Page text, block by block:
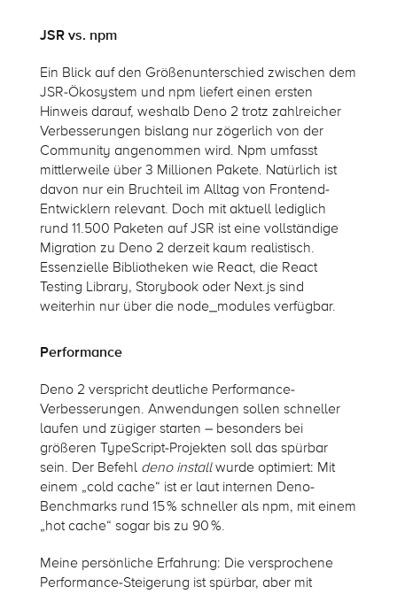
JSR vs. npm
Ein Blick aufden Größenunterschied zwischen dem
JSR-Ökosystem und npm liefert einen ersten
Hinweis darauf, weshalb Deno 2 trotz zahlreicher
Verbesserungen bislang nur zögerlich von der
Community angenommen wird. Npm umfasst
mittlerweile über 3 Millionen Pakete. Natürlich ist
davon nur ein Bruchteil im Alltag von Frontend-
Entwicklern relevant. Doch mit aktuelllediglich
rund 11.500 Paketen auf JSR ist eine vollständige
Migration zu Deno 2 derzeit kaum realistisch.
Essenzielle Bibliotheken wie React, die React
Testing Library, Storybook oder Next.js sind
weiterhin nur über die node_modules verfügbar.
Performance
Deno 2 verspricht deutliche Performance-
Verbesserungen. Anwendungen sollen schneller
laufen und zügiger starten – besonders bei
größeren TypeScript-Projekten soll das spürbar
sein. Der Befehl deno installwurde optimiert: Mit
einem „cold cache“ ist er laut internen Deno-
Benchmarks rund 15 % schneller als npm, mit einem
„hot cache“ sogar bis zu 90 %.
Meine persönliche Erfahrung: Die versprochene
Performance-Steigerung ist spürbar, aber mit